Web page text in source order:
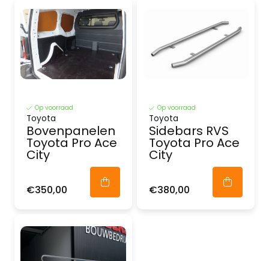
Op voorraad
Toyota
Bovenpanelen
Toyota Pro Ace
City
€350,00
Op voorraad
Toyota
Sidebars RVS
Toyota Pro Ace
City
€380,00